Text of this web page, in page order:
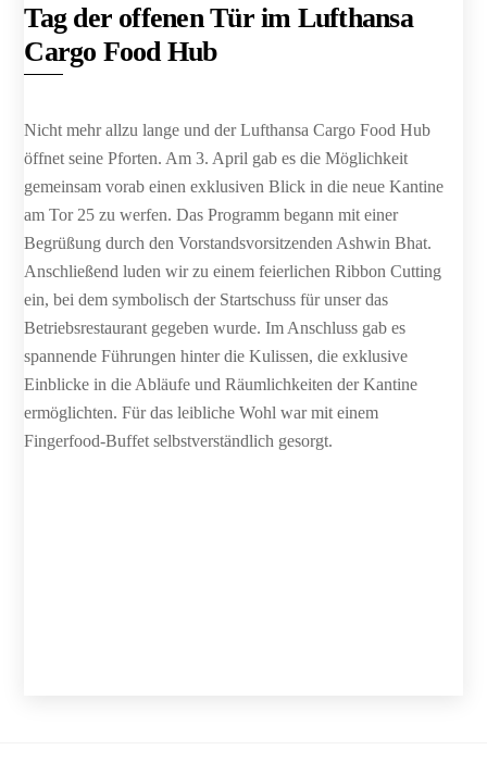
Tag der offenen Tür im Lufthansa
Cargo Food Hub
Nicht mehr allzu lange und der Lufthansa Cargo Food Hub
öffnet seine Pforten. Am 3. April gab es die Möglichkeit
gemeinsam vorab einen exklusiven Blick in die neue Kantine
am Tor 25 zu werfen.Das Programm begann mit einer
Begrüßung durch den Vorstandsvorsitzenden Ashwin Bhat.
Anschließend luden wir zu einem feierlichen Ribbon Cutting
ein, bei dem symbolisch der Startschuss für unser das
Betriebsrestaurant gegeben wurde. Im Anschluss gab es
spannende Führungen hinter die Kulissen, die exklusive
Einblicke in die Abläufe und Räumlichkeiten der Kantine
ermöglichten. Für das leibliche Wohl war mit einem
Fingerfood-Buffet selbstverständlich gesorgt.